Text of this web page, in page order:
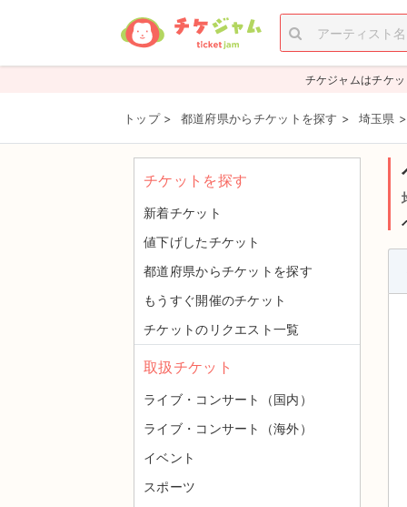
チケジャムはチケ
トップ > 都道府県からチケットを探す > 埼玉県 >
チケットを探す
新着チケット
値下げしたチケット
都道府県からチケットを探す
もうすぐ開催のチケット
チケットのリクエスト一覧
取扱チケット
ライブ・コンサート（国内）
ライブ・コンサート（海外）
イベント
スポーツ